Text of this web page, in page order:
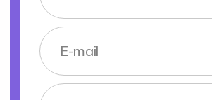
Студентам
Преподаватели
Оплата обучения